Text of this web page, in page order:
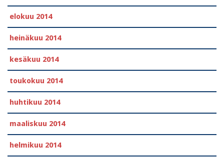
elokuu 2014
heinäkuu 2014
kesäkuu 2014
toukokuu 2014
huhtikuu 2014
maaliskuu 2014
helmikuu 2014